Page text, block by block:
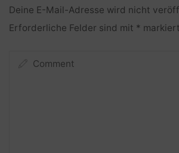
Deine E-Mail-Adresse wird nicht
Erforderliche Felder sind mit * markiert